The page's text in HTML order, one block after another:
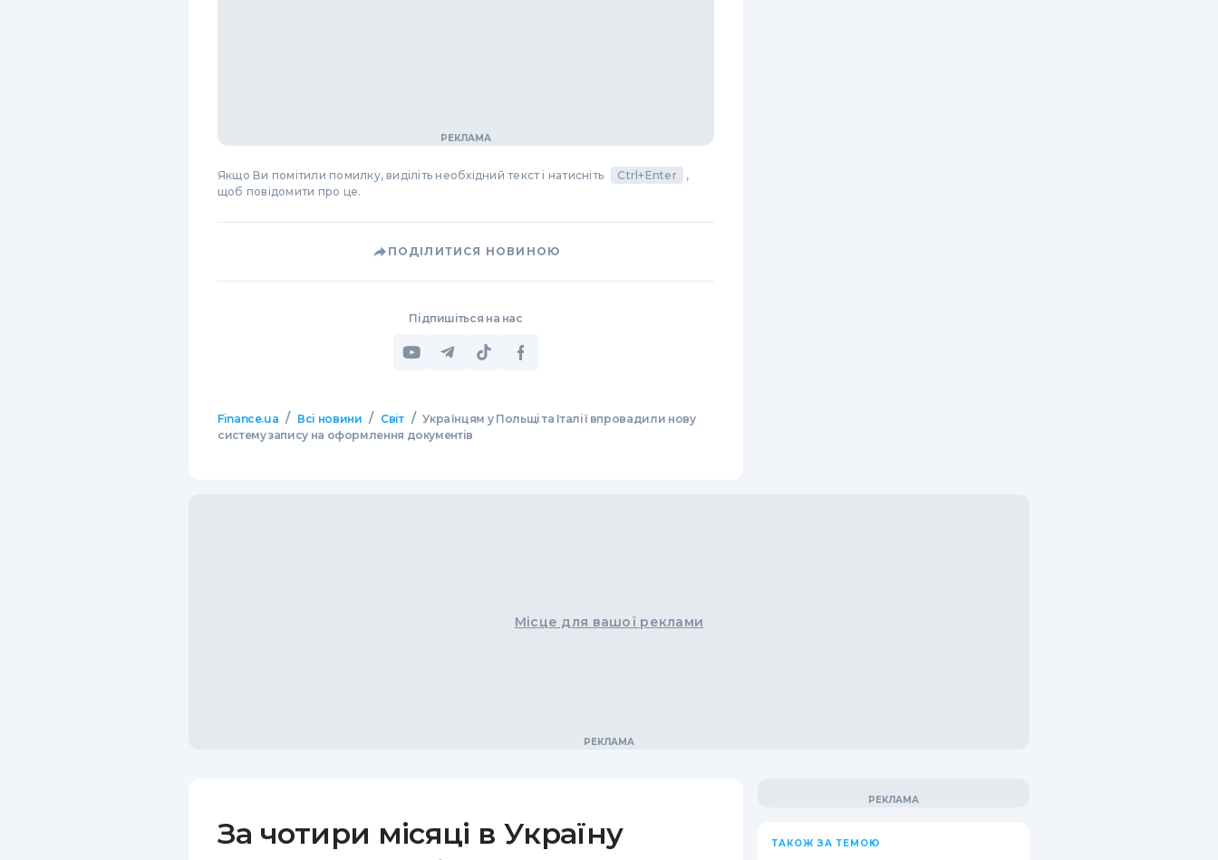
Якщо Ви помітили помилку, виділіть необхідний текст і натисніть Ctrl+Enter
,
щоб повідомити про це.
ПОДІЛИТИСЯ НОВИНОЮ
Підпишіться на нас
Finance.ua / Всі новини / Світ / Українцям у Польщі та Італії впровадили нову
систему запису на оформлення документів
Місце для вашої реклами
За чотири місяці в Україну
ТАКОЖ ЗА ТЕМОЮ